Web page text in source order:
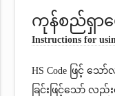
ကုန်စည်ရှာဖွ
Instructions for
HS Code ဖြင့်
ခြင်းဖြင့်သော် လည်